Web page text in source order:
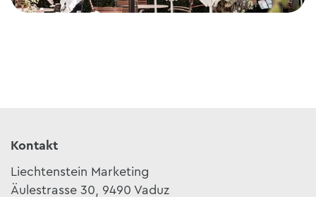
FAGO by meier
Kontakt
Liechtenstein Marketing
Äulestrasse 30, 9490 Vaduz